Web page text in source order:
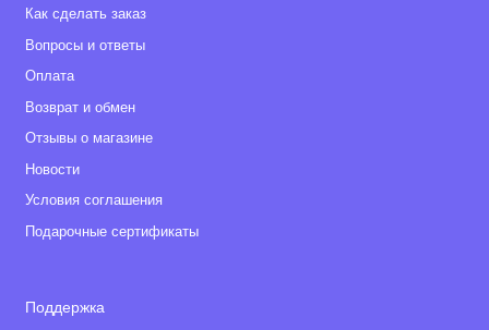
Как сделать заказ
Вопросы и ответы
Оплата
Возврат и обмен
Отзывы о магазине
Новости
Условия соглашения
Подарочные сертификаты
Поддержка